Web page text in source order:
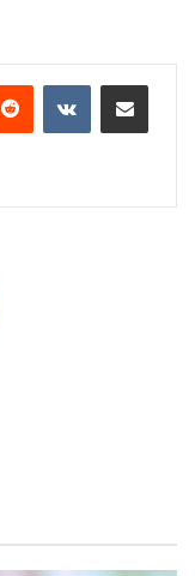
Reddit VKontakteShare via Email